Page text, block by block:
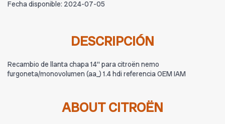
Fecha disponible: 2024-07-05
DESCRIPCIÓN
Recambio de llanta chapa 14'' para citroën nemo
furgoneta/monovolumen (aa_) 1.4 hdi referencia OEM IAM
ABOUT CITROËN